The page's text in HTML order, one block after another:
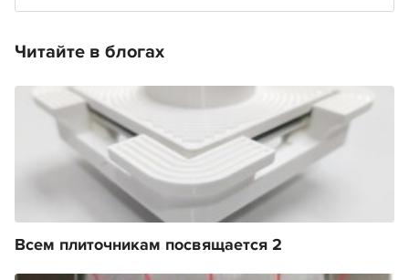
Читайте в блогах
Всем плиточникам посвящается 2